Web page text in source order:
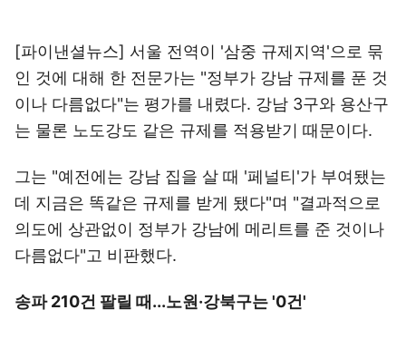
[파이낸셜뉴스] 서울 전역이 '삼중 규제지역'으로 묶
인 것에 대해 한 전문가는 "정부가 강남 규제를 푼 것
이나 다름없다"는 평가를 내렸다. 강남 3구와 용산구
는 물론 노도강도 같은 규제를 적용받기 때문이다.
그는 "예전에는 강남 집을 살 때 '페널티'가 부여됐는
데 지금은 똑같은 규제를 받게 됐다"며 "결과적으로
의도에 상관없이 정부가 강남에 메리트를 준 것이나
다름없다"고 비판했다.
송파 210건 팔릴 때...노원·강북구는 '0건'